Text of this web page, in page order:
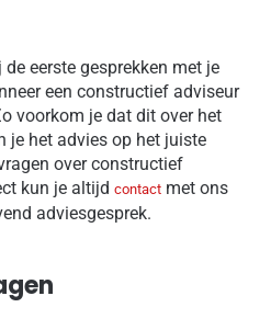
eerste gesprekken met je
een constructief adviseur
voorkom je dat dit over het
je het advies op het juiste
over constructief
kun je altijd contact met ons
adviesgesprek.